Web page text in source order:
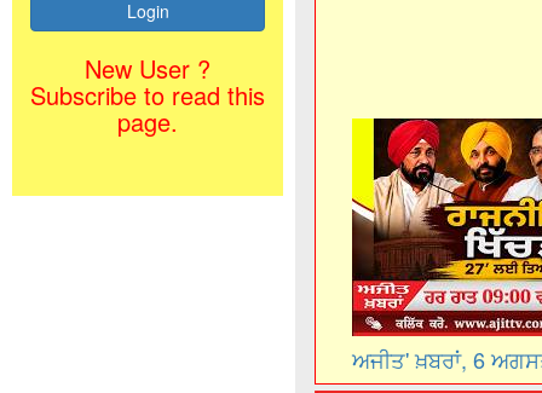
New User ?
Subscribe to read this
page.
ਅਜੀਤ' ਖ਼ਬਰਾਂ, 6